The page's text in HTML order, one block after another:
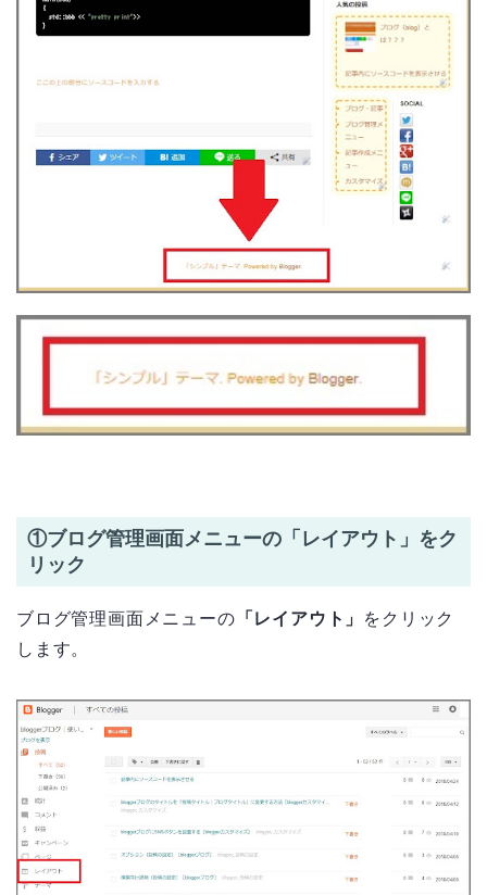
①ブログ管理画面メニューの「レイアウト」をク
リック
ブログ管理画面メニューの 「レイアウト」
をクリック
します。